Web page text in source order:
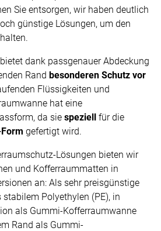
Sie entsorgen, wir haben deutlich
günstige Lösungen, um den
dank passgenauer Abdeckung
Rand besonderen Schutz vor
Flüssigkeiten und
hat eine
da sie speziell für die
gefertigt wird.
Lösungen bieten wir
und Kofferraummatten in
an: Als sehr preisgünstige
Polyethylen (PE), in
als Gummi-Kofferraumwanne
Rand als Gummi-